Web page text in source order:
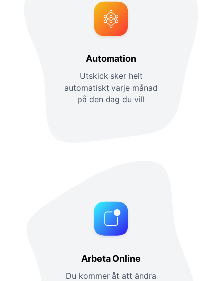
Automation
Utskick sker helt
automatiskt varje månad
på den dag du vill
Arbeta Online
Du kommer åt att ändra